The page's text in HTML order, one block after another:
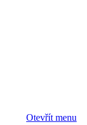
Otevřít menu